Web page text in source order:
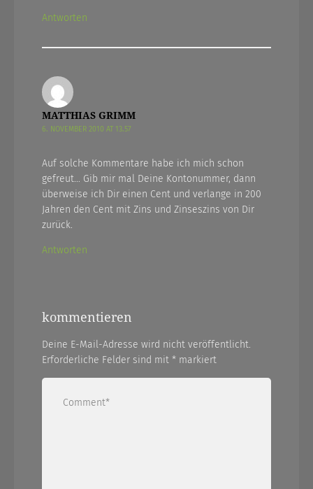
Antworten
MATTHIAS GRIMM
6. NOVEMBER 2010 AT 13.57
Auf solche Kommentare habe ich mich schon
gefreut… Gib mir mal Deine Kontonummer, dann
überweise ich Dir einen Cent und verlange in 200
Jahren den Cent mit Zins und Zinseszins von Dir
zurück.
Antworten
kommentieren
Deine E-Mail-Adresse wird nicht veröffentlicht.
Erforderliche Felder sind mit * markiert